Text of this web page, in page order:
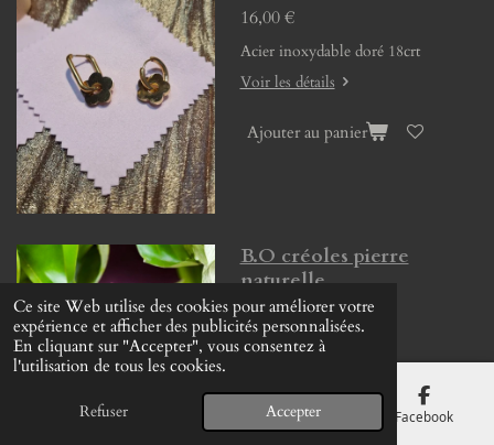
Ce site Web utilise des cookies pour améliorer votre
expérience et afficher des publicités personnalisées.
En cliquant sur "Accepter", vous consentez à
l'utilisation de tous les cookies.
Refuser Accepter
16,00 €
Acier inoxydable doré 18crt
Voir les détails
Ajouter au panier
B.O créoles pierre
naturelle
13,00 €
Ajouter au panier
E-mail Carte Facebook